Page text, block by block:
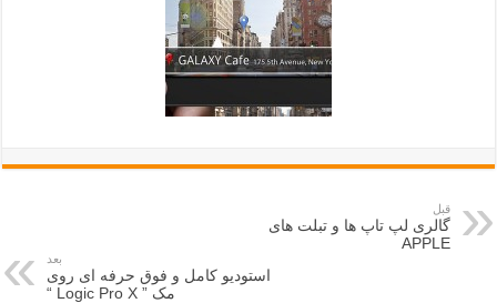
قبل
گالری لپ تاپ ها و تبلت های
APPLE
بعد
استودیو کامل و فوق حرفه ای روی
مک ” Logic Pro X “